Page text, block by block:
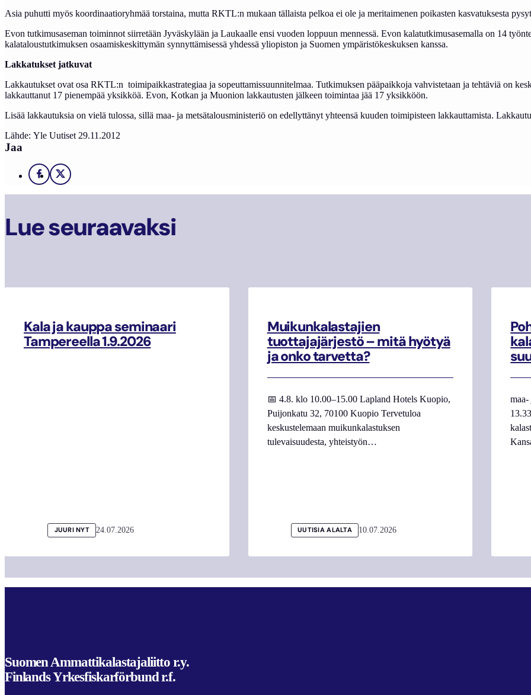
Asia puhutti myös koordinaatioryhmää torstaina, mutta RKTL:n mukaan tällaista pelkoa ei ole ja meritaimenen poikasten kasvatuksesta
Evon tutkimusaseman toiminnot siirretään Jyväskylään ja Laukaalle ensi vuoden loppuun mennessä. Evon kalatutkimusasemalla on 14
kalataloustutkimuksen osaamiskeskittymän synnyttämisessä yhdessä yliopiston ja Suomen ympäristökeskuksen kanssa.
Lakkatukset jatkuvat
Lakkautukset ovat osa RKTL:n toimipaikkastrategiaa ja sopeuttamissuunnitelmaa. Tutkimuksen pääpaikkoja vahvistetaan ja tehtäviä on
lakkauttanut 17 pienempää yksikköä. Evon, Kotkan ja Muonion lakkautusten jälkeen toimintaa jää 17 yksikköön.
Lisää lakkautuksia on vielä tulossa, sillä maa- ja metsätalousministeriö on edellyttänyt yhteensä kuuden toimipisteen lakkauttamista.
Lähde: Yle Uutiset 29.11.2012
Jaa
Facebook
X
Lue seuraavaksi
Kala ja kauppa seminaari
Tampereella 1.9.2026
JUURI NYT 24.07.2026
Muikunkalastajien
tuottajajärjestö – mitä hyötyä
ja onko tarvetta?
📅 4.8. klo 10.00–15.00 Lapland Hotels Kuopio,
Puijonkatu 32, 70100 Kuopio Tervetuloa
keskustelemaan muikunkalastuksen
tulevaisuudesta, yhteistyön…
UUTISIA ALALTA 10.07.2026
Suomen Ammattikalastajaliitto r.y.
Finlands Yrkesfiskarförbund r.f.